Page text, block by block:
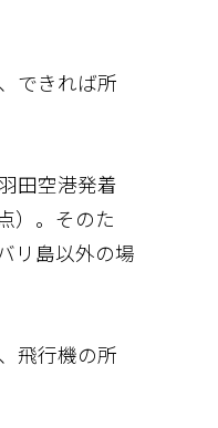
できれば所
田空港発着
）。そのた
リ島以外の場
飛行機の所